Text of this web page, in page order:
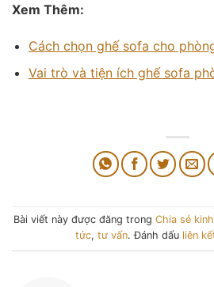
Xem Thêm:
Cách chọn ghế sofa cho
Vai trò và tiện ích ghế sofa
Bài viết này được đăng trong Chia sẻ
tức, tư vấn. Đánh dấu liên